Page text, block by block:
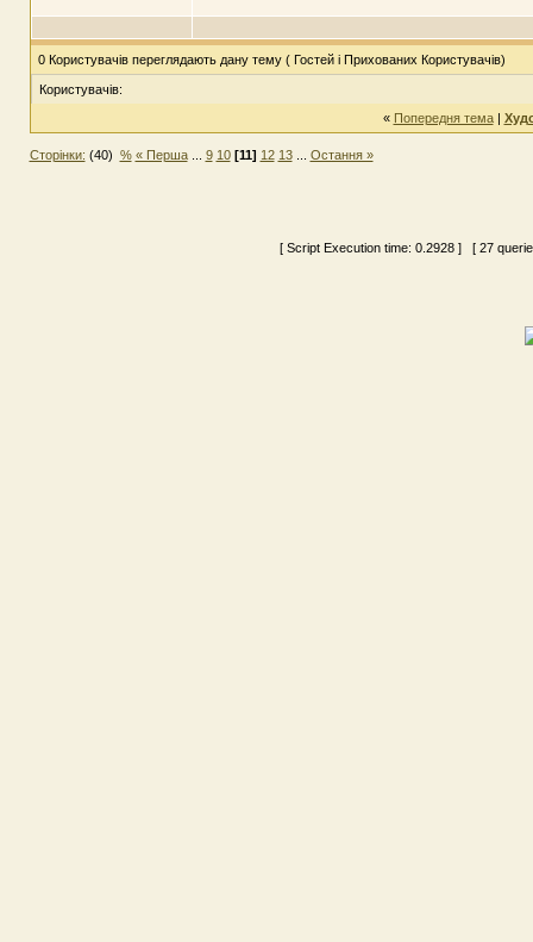
0 Користувачів переглядають дану тему ( Гостей і Прихованих Користувачів)
Користувачів:
« Попередня тема|
Сторінки: (40) % « Перша... 9 10 [11] 12 13... Остання »
[ Script Execution time: 0.2928 ] [ 27